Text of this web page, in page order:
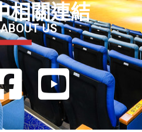
相關連結
US